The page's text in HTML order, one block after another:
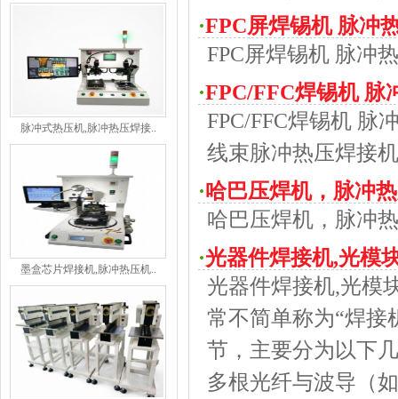
脉冲式热压机,脉冲热压焊接..
墨盒芯片焊接机,脉冲热压机..
·FPC屏焊锡机 脉冲
售
FPC屏焊锡机 脉冲
·FPC/FFC焊锡机 脉
机,高速线束脉冲热
FPC/FFC焊锡机 脉
线束脉冲热压焊接机
·哈巴压焊机，脉冲
哈巴压焊机，脉冲
·光器件焊接机,光模
光器件焊接机,光模
常不简单称为“焊接
节，主要分为以下
多根光纤与波导（